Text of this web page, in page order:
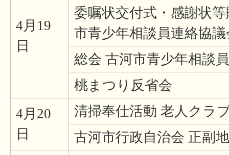
4月19
日
委嘱状交付式・感謝状
市青少年相談員連絡協議
総会 古河市青少年相談
桃まつり反省会
4月20
日
清掃奉仕活動 老人クラ
古河市行政自治会 正副